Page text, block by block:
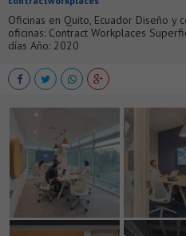
Oficinas en Quito, Ecuador Diseño y
oficinas: Contract Workplaces
días Año: 2020